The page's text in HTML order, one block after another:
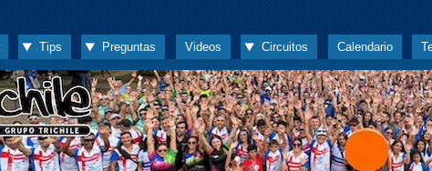
Tips Preguntas Videos Circuitos Calendario